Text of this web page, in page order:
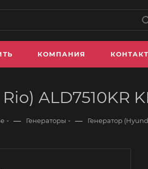
КОМПАНИЯ
ALD7510KR
— Генераторы — Генератор